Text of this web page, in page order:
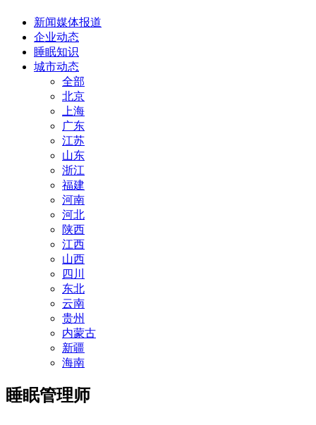
新闻媒体报道
企业动态
睡眠知识
城市动态
全部
北京
上海
广东
江苏
山东
浙江
福建
河南
河北
陕西
江西
山西
四川
东北
云南
贵州
内蒙古
新疆
海南
睡眠管理师